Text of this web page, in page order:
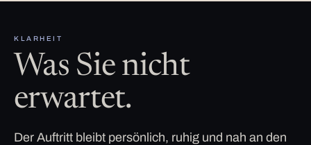
KLARHEIT
Was Sie nicht
erwartet.
Der Auftritt bleibt persönlich, ruhig und nah an den